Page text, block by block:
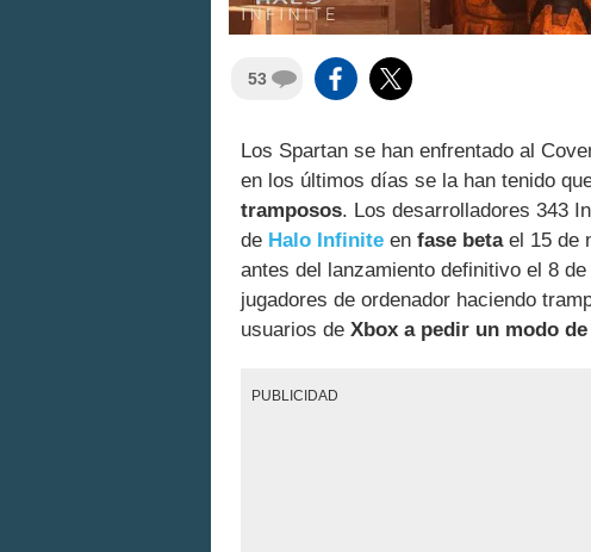
53
Los Spartan se han enfrentado al
en los últimos días se la han tenido
tramposos. Los desarrolladores 343
de Halo Infinite en fase betael 15 de
antes del lanzamiento definitivo el 8
jugadores de ordenador haciendo
usuarios de Xbox a pedir un modo
PUBLICIDAD